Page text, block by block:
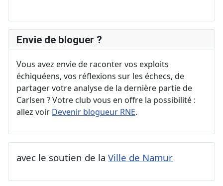
Envie de bloguer ?
Vous avez envie de raconter vos exploits
échiquéens, vos réflexions sur les échecs, de
partager votre analyse de la dernière partie de
Carlsen ? Votre club vous en offre la possibilité :
allez voir Devenir blogueur RNE.
avec le soutien de la Ville de Namur